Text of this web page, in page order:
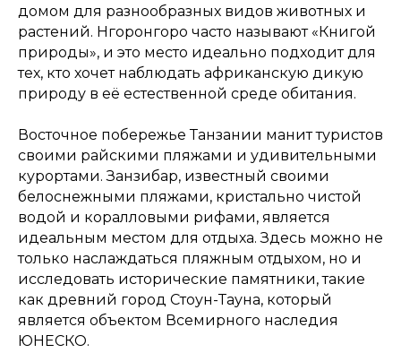
домом для разнообразных видов животных и
растений. Нгоронгоро часто называют «Книгой
природы», и это место идеально подходит для
тех, кто хочет наблюдать африканскую дикую
природу в её естественной среде обитания.
Восточное побережье Танзании манит туристов
своими райскими пляжами и удивительными
курортами. Занзибар, известный своими
белоснежными пляжами, кристально чистой
водой и коралловыми рифами, является
идеальным местом для отдыха. Здесь можно не
только наслаждаться пляжным отдыхом, но и
исследовать исторические памятники, такие
как древний город Стоун-Тауна, который
является объектом Всемирного наследия
ЮНЕСКО.